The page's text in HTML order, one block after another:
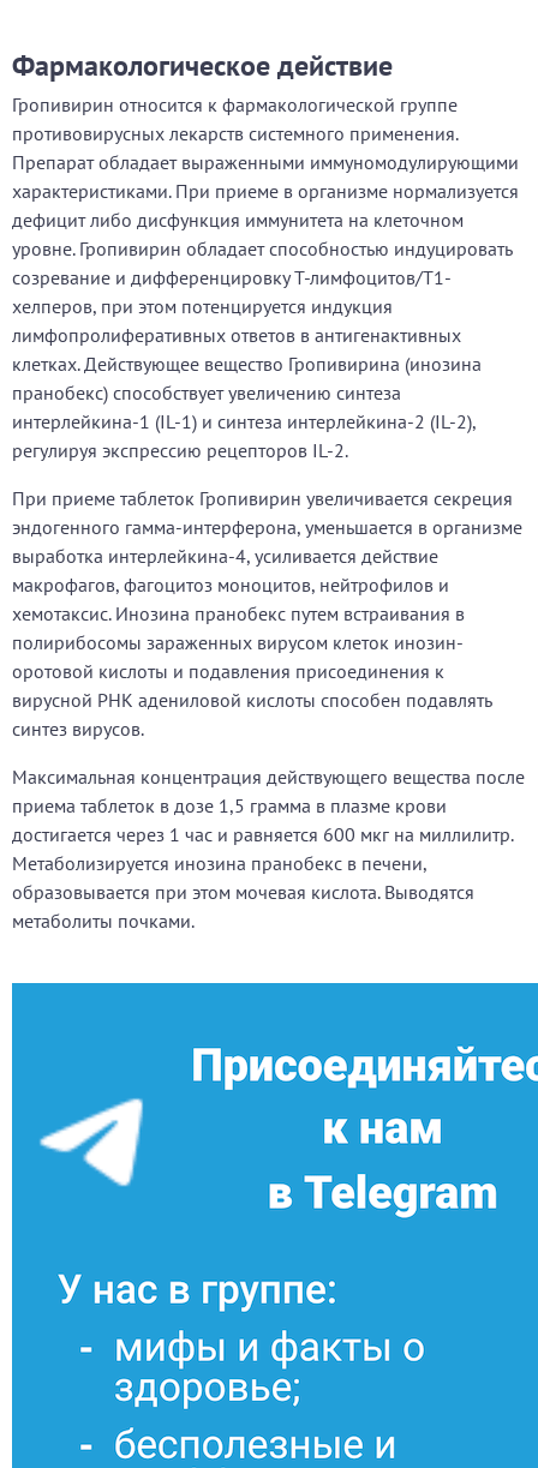
Фармакологическое действие
Гропивирин относится к фармакологической группе
противовирусных лекарств системного применения.
Препарат обладает выраженными иммуномодулирующими
характеристиками. При приеме в организме нормализуется
дефицит либо дисфункция иммунитета на клеточном
уровне. Гропивирин обладает способностью индуцировать
созревание и дифференцировку Т-лимфоцитов/Т1-
хелперов, при этом потенцируется индукция
лимфопролиферативных ответов в антигенактивных
клетках. Действующее вещество Гропивирина (инозина
пранобекс) способствует увеличению синтеза
интерлейкина-1 (IL-1) и синтеза интерлейкина-2 (IL-2),
регулируя экспрессию рецепторов IL-2.
При приеме таблеток Гропивирин увеличивается секреция
эндогенного гамма-интерферона, уменьшается в организме
выработка интерлейкина-4, усиливается действие
макрофагов, фагоцитоз моноцитов, нейтрофилов и
хемотаксис. Инозина пранобекс путем встраивания в
полирибосомы зараженных вирусом клеток инозин-
оротовой кислоты и подавления присоединения к
вирусной РНК адениловой кислоты способен подавлять
синтез вирусов.
Максимальная концентрация действующего вещества после
приема таблеток в дозе 1,5 грамма в плазме крови
достигается через 1 час и равняется 600 мкг на миллилитр.
Метаболизируется инозина пранобекс в печени,
образовывается при этом мочевая кислота. Выводятся
метаболиты почками.